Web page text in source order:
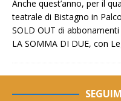
Anche quest’anno, per il
teatrale di Bistagno in
SOLD OUT di
LA SOMMA DI DUE, con